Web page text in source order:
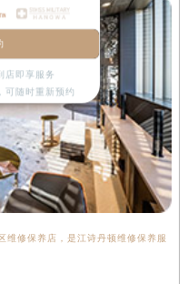
维修保养店，是江诗丹顿维修保养服
店即享服务
可随时重新预约